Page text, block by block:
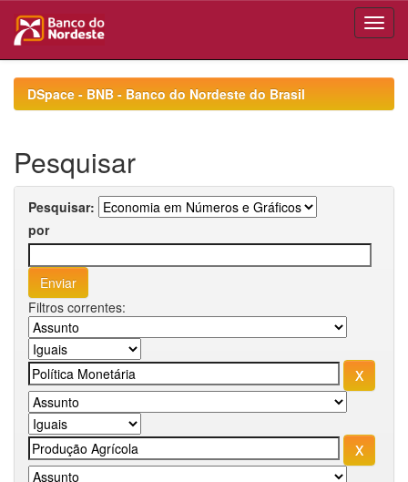
navigationDSpace - BNB - Banco do Nordeste do Brasil
Pesquisar
Pesquisar:
por
Filtros correntes: